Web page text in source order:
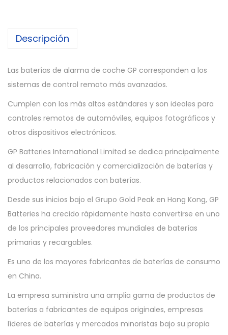
Descripción
Las baterías de alarma de coche GP corresponden a los
sistemas de control remoto más avanzados.
Cumplen con los más altos estándares y son ideales para
controles remotos de automóviles, equipos fotográficos y
otros dispositivos electrónicos.
GP Batteries International Limited se dedica principalmente
al desarrollo, fabricación y comercialización de baterías y
productos relacionados con baterías.
Desde sus inicios bajo el Grupo Gold Peak en Hong Kong, GP
Batteries ha crecido rápidamente hasta convertirse en uno
de los principales proveedores mundiales de baterías
primarias y recargables.
Es uno de los mayores fabricantes de baterías de consumo
en China.
La empresa suministra una amplia gama de productos de
baterías a fabricantes de equipos originales, empresas
líderes de baterías y mercados minoristas bajo su propia